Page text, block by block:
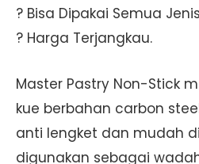
? Bisa Dipakai Semua
? Harga Terjangkau.
Master Pastry Non-Stick
kue berbahan carbon
anti lengket dan mudah
digunakan sebagai